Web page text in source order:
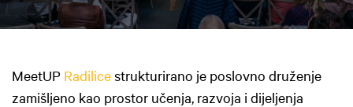
MeetUP Radilicestrukturirano je poslovno druženje
zamišljeno kao prostor učenja, razvoja i dijeljenja